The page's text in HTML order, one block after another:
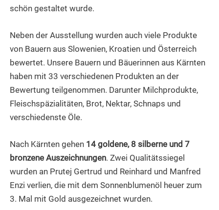
schön gestaltet wurde.
Neben der Ausstellung wurden auch viele Produkte
von Bauern aus Slowenien, Kroatien und Österreich
bewertet. Unsere Bauern und Bäuerinnen aus Kärnten
haben mit 33 verschiedenen Produkten an der
Bewertung teilgenommen. Darunter Milchprodukte,
Fleischspäzialitäten, Brot, Nektar, Schnaps und
verschiedenste Öle.
Nach Kärnten gehen 14 goldene, 8 silberne und 7
bronzene Auszeichnungen. Zwei Qualitätssiegel
wurden an Prutej Gertrud und Reinhard und Manfred
Enzi verlien, die mit dem Sonnenblumenöl heuer zum
3. Mal mit Gold ausgezeichnet wurden.